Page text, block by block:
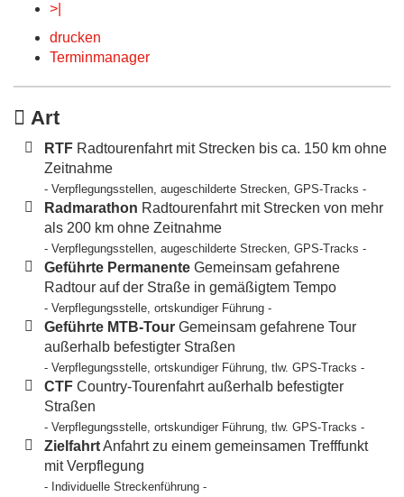
>|
drucken
Terminmanager
Art
RTF Radtourenfahrt mit Strecken bis ca. 150 km ohne
Zeitnahme
- Verpflegungsstellen, augeschilderte Strecken, GPS-Tracks -
Radmarathon Radtourenfahrt mit Strecken von mehr
als 200 km ohne Zeitnahme
- Verpflegungsstellen, augeschilderte Strecken, GPS-Tracks -
Geführte Permanente Gemeinsam gefahrene
Radtour auf der Straße in gemäßigtem Tempo
- Verpflegungsstelle, ortskundiger Führung -
Geführte MTB-Tour Gemeinsam gefahrene Tour
außerhalb befestigter Straßen
- Verpflegungsstelle, ortskundiger Führung, tlw. GPS-Tracks -
CTF Country-Tourenfahrt außerhalb befestigter
Straßen
- Verpflegungsstelle, ortskundiger Führung, tlw. GPS-Tracks -
ZielfahrtAnfahrt zu einem gemeinsamen Trefffunkt
mit Verpflegung
- Individuelle Streckenführung -